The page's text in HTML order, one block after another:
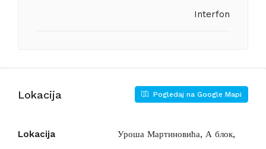
Interfon
Lokacija Pogledaj na Google Mapi
Lokacija
Уроша Мартиновића, А блок,